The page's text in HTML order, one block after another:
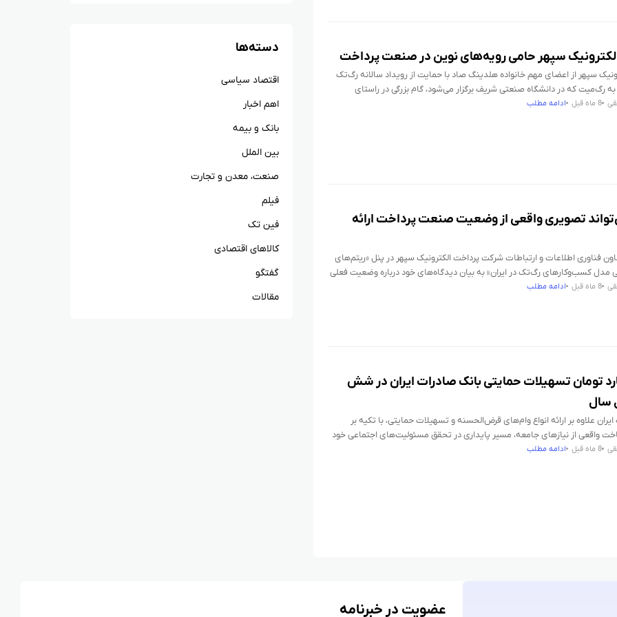
سپهر حامی رویه‌های نوین در صنعت پرداخت
سپهر از اعضای مهم خانواده هلدینگ صاد با حمایت از رویداد سالانه رگ‌تک
رگ‌میت که در دانشگاه صنعتی شریف برگزار می‌شود، گام بزرگی در راستای
8 ماه قبل ادامه مطلب
تصویری واقعی از وضعیت صنعت پرداخت ارائه
فناوری اطلاعات و ارتباطات شرکت پرداخت الکترونیک سپهر در پنل «ریتم‌های
مدل کسب‌وکارهای رگ‌تک در ایران» به بیان دیدگاه‌های خود درباره وضعیت فعلی
8 ماه قبل ادامه مطلب
تومان تسهیلات حمایتی بانک صادرات ایران در شش
سال
علاوه بر ارائه انواع وام‌های قرض‌الحسنه و تسهیلات حمایتی، با تکیه بر
واقعی از نیازهای جامعه، مسیر پایداری در تحقق مسئولیت‌های اجتماعی خود
8 ماه قبل ادامه مطلب
دسته‌ها
اقتصاد سیاسی
اهم اخبار
بانک و بیمه
بین الملل
صنعت، معدن و تجارت
فیلم
فین تک
کالاهای اقتصادی
گفتگو
مقالات
عضویت در خبرنامه